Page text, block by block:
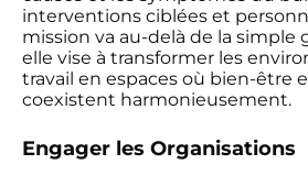
interventions ciblées et
mission va au-delà de la simple
elle vise à transformer les
travail en espaces où bien-être
coexistent harmonieusement.
Engager les Organisations